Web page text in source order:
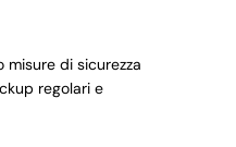
misure di sicurezza
regolari e